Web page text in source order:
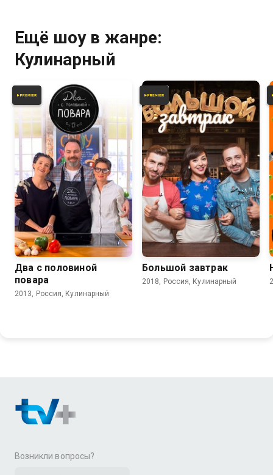
Ещё шоу в жанре:
Кулинарный
Два с половиной
повара
2013, Россия, Кулинарный
Большой завтрак
2018, Россия, Кулинарный
Возникли вопросы?